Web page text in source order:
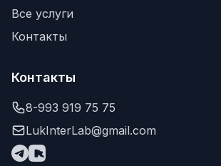
Все услуги
Контакты
Контакты
8-993 919 75 75
LukInterLab@gmail.com